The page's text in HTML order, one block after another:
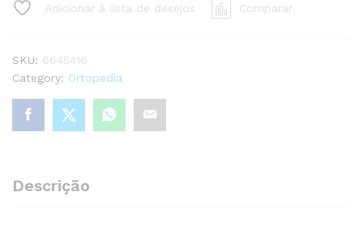
470)
5
quantity
Adicionar à lista de desejos Comparar
SKU: 6645416
Category: Ortopedia
Descrição